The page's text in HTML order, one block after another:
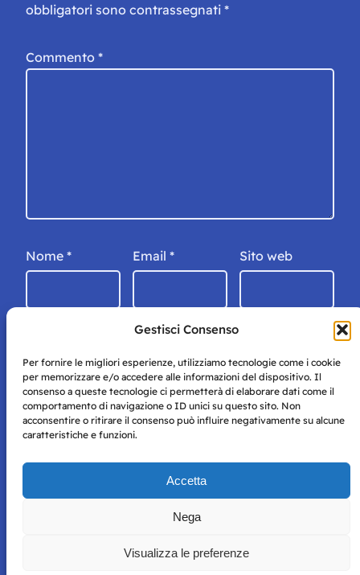
Gestisci Consenso
Per fornire le migliori esperienze, utilizziamo tecnologie come i cookie
per memorizzare e/o accedere alle informazioni del dispositivo. Il
consenso a queste tecnologie ci permetterà di elaborare dati come il
comportamento di navigazione o ID unici su questo sito. Non
acconsentire o ritirare il consenso può influire negativamente su alcune
caratteristiche e funzioni.
Accetta
Nega
Visualizza le preferenze
obbligatori sono contrassegnati *
Commento *
Nome * Email * Sito web
Storie di Napoli è una testata registrata presso il tribunale di
per mero scopo didattico e informativo.
perseguito secondo i termini di legge. Si nega l’utilizzo delle